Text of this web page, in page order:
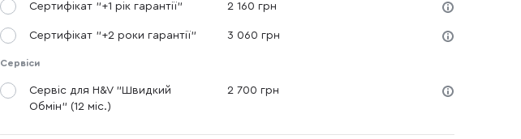
Сертифікат "+1 рік гарантії" 2 160 грн
Сертифікат "+2 роки гарантії" 3 060 грн
Сервіси
Сервіс для H&V "Швидкий
Обмін" (12 міс.)
2 700 грн